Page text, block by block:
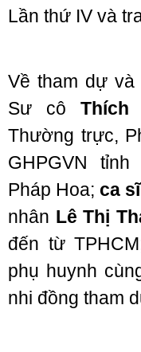
Lần thứ IV và
Về tham dự
Sư cô Thích
Thường trực,
GHPGVN
Pháp Hoa; ca
nhân Lê Thị
đến từ
phụ huynh
nhi đồng tham